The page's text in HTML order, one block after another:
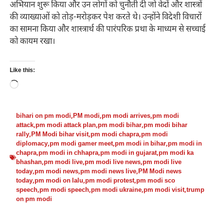
अभियान शुरू किया और उन लोगों को चुनौती दी जो वेदों और शास्त्रों
की व्याख्याओं को तोड़-मरोड़कर पेश करते थे। उन्होंने विदेशी विचारों
का सामना किया और शास्त्रार्थ की पारंपरिक प्रथा के माध्यम से सच्चाई
को कायम रखा।
Like this:
Loading…
bihari on pm modi,PM modi,pm modi arrives,pm modi
attack,pm modi attack plan,pm modi bihar,pm modi bihar
rally,PM Modi bihar visit,pm modi chapra,pm modi
diplomacy,pm modi gamer meet,pm modi in bihar,pm modi in
chapra,pm modi in chhapra,pm modi in gujarat,pm modi ka
bhashan,pm modi live,pm modi live news,pm modi live
today,pm modi news,pm modi news live,PM Modi news
today,pm modi on lalu,pm modi protest,pm modi sco
speech,pm modi speech,pm modi ukraine,pm modi visit,trump
on pm modi